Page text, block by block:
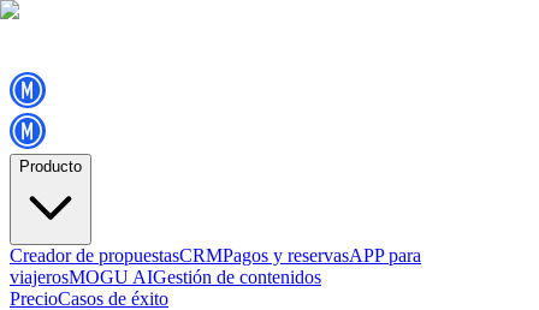
Producto
Creador de propuestasCRMPagos y reservasAPP para
viajerosMOGU AIGestión de contenidos
PrecioCasos de éxito